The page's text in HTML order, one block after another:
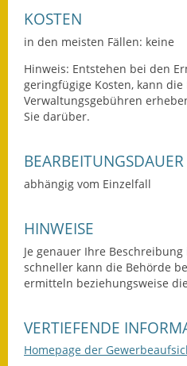
KOSTEN
in den meisten Fällen: keine
Hinweis: Entstehen bei den
geringfügige Kosten, kann die
Verwaltungsgebühren
Sie darüber.
BEARBEITUNGSDAUER
abhängig vom Einzelfall
HINWEISE
Je genauer Ihre
schneller kann die Behörde
ermitteln beziehungsweise
VERTIEFENDE
Homepage der